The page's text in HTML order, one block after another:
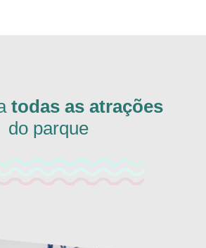
todas as atrações
do parque